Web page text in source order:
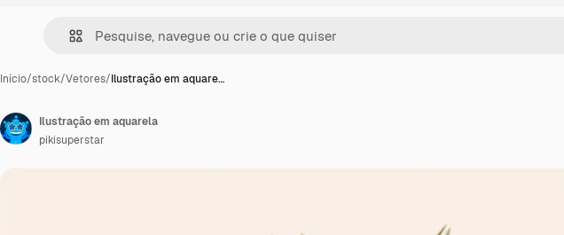
Início/stock/Vetores/Ilustração em aquare…
Ilustração em aquarela
pikisuperstar